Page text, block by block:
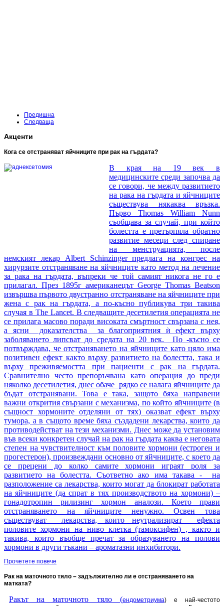
Предишна
Следваща
Акценти
Кога се отстраняват яйчниците при рак на гърдата?
В края на 19 век в
медицинските среди започва да
се говори, че между развитието
на рака на гърдата и яйчниците
съществува някаква връзка.
Първо Thomas William Nunn
съобщава за случай, при който
болестта е претърпяла обратно
развитие месеци след спиране
на менструацията, после
немският лекар Albert Schinzinger предлага на конгрес на
хирурзите отстраняване на яйчниците като метод на лечение
за рака на гърдата, въпреки че той самият никога не го е
прилагал. През 1895г американецът George Thomas Beatson
извършва първото двустранно отстраняване на яйчниците при
жена с рак на гърдата, а по-късно публикува три такива
случая в The Lancet. В следващите десетилетия операцията не
се прилага масово поради високата смъртност свързана с нея,
а ясни доказателства за благоприятния ѝ ефект върху
заболяването липсват до средата на 20 век. По -късно се
потвърждава, че отстраняването на яйчниците като цяло има
позитивен ефект както върху развитието на болестта, така и
върху преживяемостта при пациенти с рак на гърдата.
Сравнително често препоръчвана като операция до преди
няколко десетилетия, днес обаче рядко се налага яйчниците да
бъдат отстранявани. Това е така, защото бяха направени
важни открития свързани с механизма, по който яйчниците (в
същност хормоните отделяни от тях) оказват ефект върху
тумора, а в същото време бяха създадени лекарства, които да
противодействат на тези механизми. Днес може да установим
във всеки конкретен случай на рак на гърдата каква е неговата
степен на чувствителност към половите хормони (естроген и
прогестерон), произвеждани основно от яйчниците, с което да
се прецени до колко самите хормони играят роля за
развитието на болестта. Съответно ако има такава - на
разположение са лекарства, които могат да блокират работата
на яйчниците (да спрат в тях производството на хормони) –
гонадотропин рилизинг хормон аналози. Което прави
отстраняването на яйчниците ненужно. Освен това
съществуват лекарства, които неутрализират ефекта
половите хормони на ниво клетка (тамоксифен) , както и
такива, които въобще пречат за образуването на полови
хормони в други тъкани – ароматазни инхибитори.
Прочетете повече
Рак на маточното тяло – задължително ли е отстраняването на
матката?
Ракът на маточното тяло (ендометриума) е най-честото